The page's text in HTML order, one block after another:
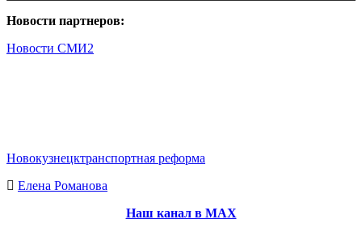
Новости партнеров:
Новости СМИ2
Новокузнецктранспортная реформа
Елена Романова
Наш канал в МАХ